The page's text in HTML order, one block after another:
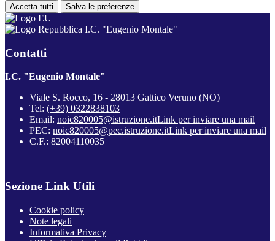
Accetta tutti Salva le preferenze
I.C. "Eugenio Montale"
Contatti
I.C. "Eugenio Montale"
Viale S. Rocco, 16 - 28013 Gattico Veruno (NO)
Tel: (+39) 0322838103
Email: noic820005@istruzione.itLink per inviare una mail
PEC: noic820005@pec.istruzione.itLink per inviare una mail
C.F.: 82004110035
Sezione Link Utili
Cookie policy
Note legali
Informativa Privacy